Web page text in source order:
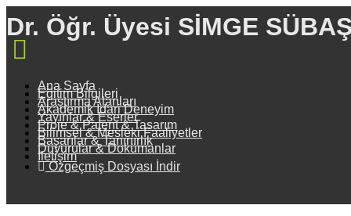
Dr. Öğr. Üyesi SİMGE
Ana Sayfa
Eğitim Bilgileri
Araştırma Alanları
Akademik İdari Deneyim
Yayınlar & Eserler
Proje & Patent & Tasarım
Bilimsel & Mesleki Faaliyetler
Başarılar & Tanınırlık
Duyurular & Dokümanlar
İletişim
Özgeçmiş Dosyası İndir